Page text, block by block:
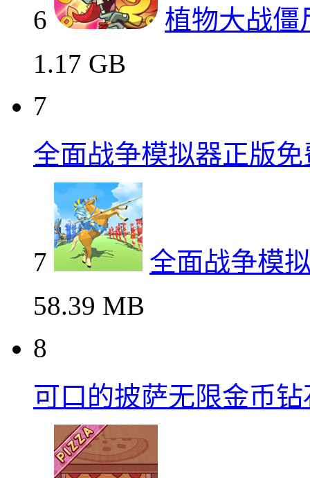
6
植物大战僵
1.17 GB
7
全面战争模拟器正版
7
全面战争模
58.39 MB
8
可口的披萨无限金币